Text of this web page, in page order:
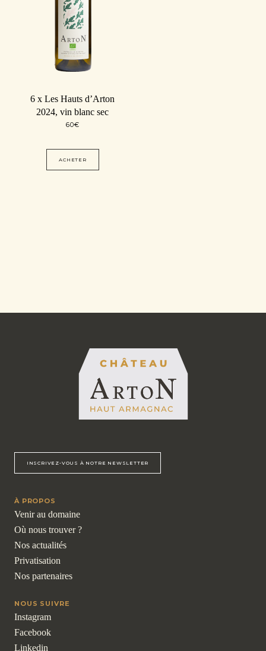
6 x Les Hauts d’Arton
2024, vin blanc sec
60€
ACHETER
INSCRIVEZ-VOUS À NOTRE NEWSLETTER
À PROPOS
Venir au domaine
Où nous trouver ?
Nos actualités
Privatisation
Nos partenaires
NOUS SUIVRE
Instagram
Facebook
Linkedin